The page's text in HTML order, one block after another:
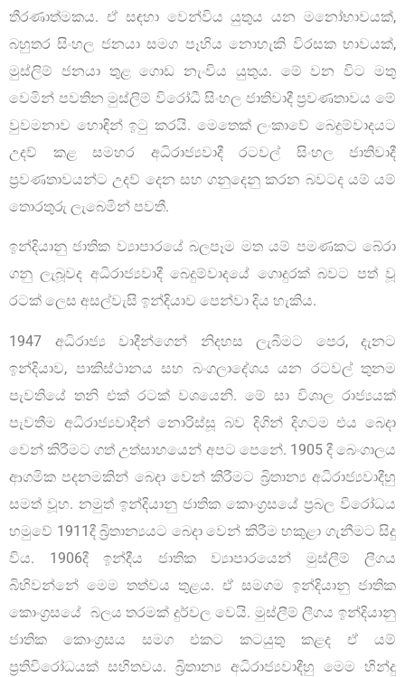
තීරණාත්මකය. ඒ සඳහා වෙන්විය යුතුය යන මනෝභාවයක්,
බහුතර සිංහල ජනයා සමග පෑහිය නොහැකි විරසක භාවයක්,
මුස්ලිම් ජනයා තුළ ගොඩ නැංවිය යුතුය. මේ වන විට මතු
වෙමින් පවතින මුස්ලිම් විරෝධී සිංහල ජාතිවාදී ප්‍රවණතාවය මේ
වුවමනාව හොඳින් ඉටු කරයි. මෙතෙක් ලංකාවේ බෙදුම්වාදයට
උදව් කළ සමහර අධිරාජ්‍යවාදී රටවල් සිංහල ජාතිවාදී
ප්‍රවණතාවයන්ට උදව් දෙන සහ ගනුදෙනු කරන බවටද යම් යම්
තොරතුරු ලැබෙමින් පවතී.
ඉන්දියානු ජාතික ව්‍යාපාරයේ බලපෑම මත යම් පමණකට බේරා
ගනු ලැබූවද අධිරාජ්‍යවාදී බෙදුම්වාදයේ ගොදුරක් බවට පත් වූ
රටක් ලෙස අසල්වැසි ඉන්දියාව පෙන්වා දිය හැකිය.
1947 අධිරාජ්‍ය වාදීන්ගෙන් නිදහස ලැබීමට පෙර, දැනට
ඉන්දියාව, පාකිස්ථානය සහ බංගලාදේශය යන රටවල් තුනම
පැවතියේ තනි එක් රටක් වශයෙනි. මේ සා විශාල රාජ්‍යයක්
පැවතීම අධිරාජ්‍යවාදීන් නොරිස්සූ බව දිගින් දිගටම එය බෙදා
වෙන් කිරීමට ගත් උත්සාහයෙන් අපට පෙනේ. 1905 දී බෙංගාලය
ආගමික පදනමකින් බෙදා වෙන් කිරීමට බ්‍රිතාන්‍ය අධිරාජ්‍යවාදීහු
සමත් වූහ. නමුත් ඉන්දියානු ජාතික කොංග්‍රසයේ ප්‍රබල විරෝධය
හමුවේ 1911දී බ්‍රිතාන්‍යයට බෙදා වෙන් කිරීම හකුළා ගැනීමට සිදු
විය. 1906දී ඉන්දීය ජාතික ව්‍යාපාරයෙන් මුස්ලීම් ලීගය
බිහිවන්නේ මෙම තත්වය තුළය. ඒ සමගම ඉන්දියානු ජාතික
කොංග්‍රසයේ බලය තරමක් දුර්වල වෙයි. මුස්ලීම් ලීගය ඉන්දියානු
ජාතික කොංග්‍රසය සමග එකට කටයුතු කළද ඒ යම්
ප්‍රතිවිරෝධයක් සහිතවය. බ්‍රිතාන්‍ය අධිරාජ්‍යවාදීහු මෙම හින්දු